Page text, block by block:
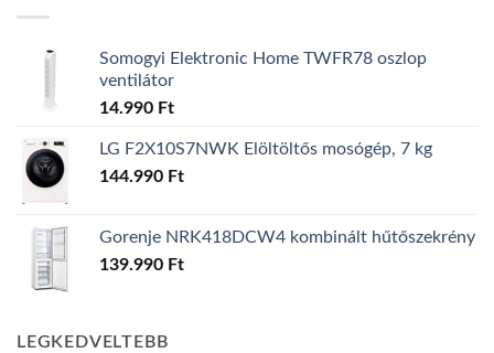
Somogyi Elektronic Home TWFR78 oszlop
ventilátor
14.990 Ft
LG F2X10S7NWK Elöltöltős mosógép, 7 kg
144.990 Ft
Gorenje NRK418DCW4 kombinált hűtőszekrény
139.990 Ft
LEGKEDVELTEBB